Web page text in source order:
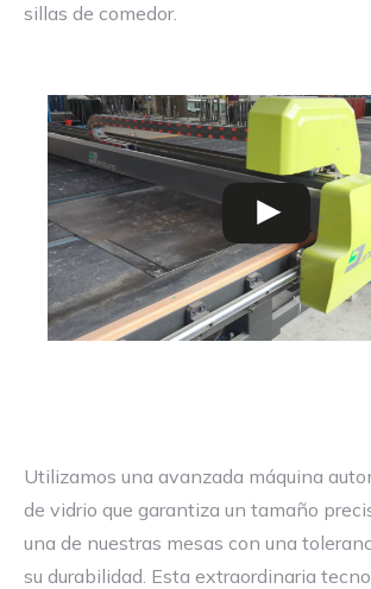
sillas de comedor.
Utilizamos una avanzada máquina
de vidrio que garantiza un tamaño
una de nuestras mesas con una
su durabilidad. Esta extraordinaria